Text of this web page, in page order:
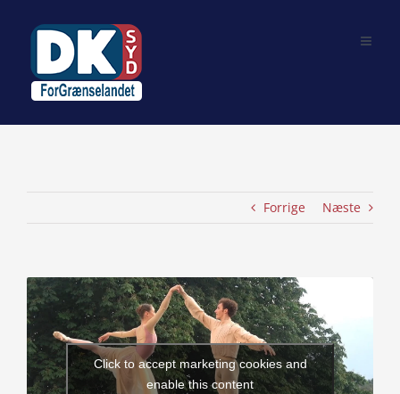
Forrige Næste
View
Larger
Image
Click to accept marketing cookies and
enable this content